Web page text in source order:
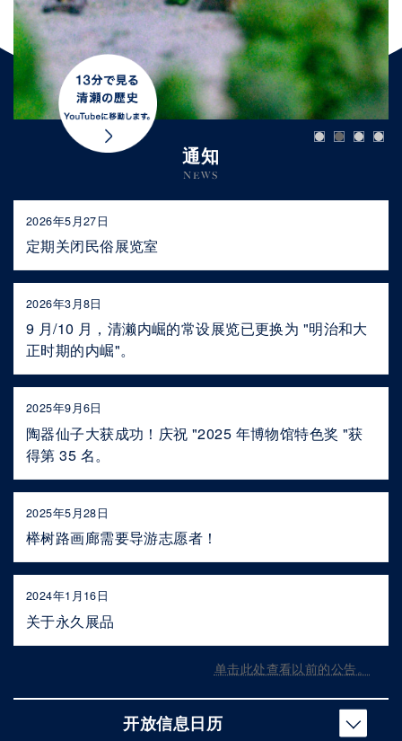
通知
NEWS
定期关闭民俗展览室
2026年5月27日
9 月/10 月，清濑内崛的常设展览已更换为 "明治和大
正时期的内崛"。
2026年3月8日
陶器仙子大获成功！庆祝 "2025 年博物馆特色奖 "获
得第 35 名。
2025年9月6日
榉树路画廊需要导游志愿者！
2025年5月28日
关于永久展品
2024年1月16日
单击此处查看以前的公告。
开放信息日历